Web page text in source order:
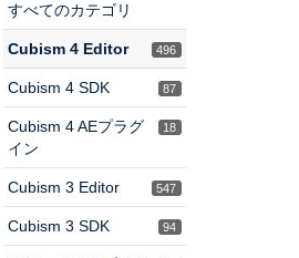
すべてのカテゴリ
496
Cubism 4 Editor
87
Cubism 4 SDK
18
Cubism 4 AEプラグ
イン
547
Cubism 3 Editor
94
Cubism 3 SDK